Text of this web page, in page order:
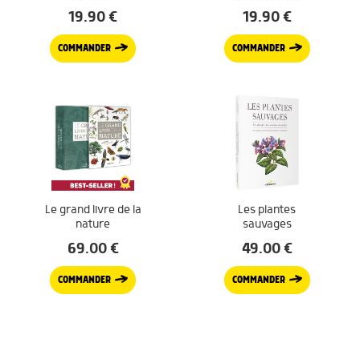
19.90€
COMMANDER
19.90€
COMMANDER
Le grand livre de la
nature
69.00€
COMMANDER
Les plantes
sauvages
49.00€
COMMANDER